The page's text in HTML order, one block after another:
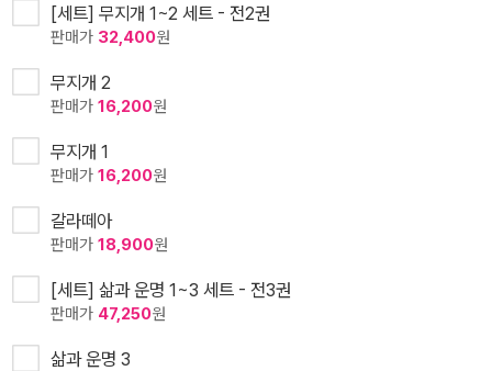
[세트] 무지개 1~2 세트 - 전2권
판매가 32,400원
무지개 2
판매가 16,200원
무지개 1
판매가 16,200원
갈라떼아
판매가 18,900원
[세트] 삶과 운명 1~3 세트 - 전3권
판매가 47,250원
삶과 운명 3